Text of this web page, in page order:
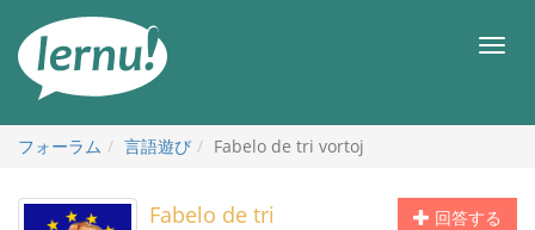
メ
フォーラム
言語遊び Fabelo de tri vortoj
回答する
Fabelo de tri